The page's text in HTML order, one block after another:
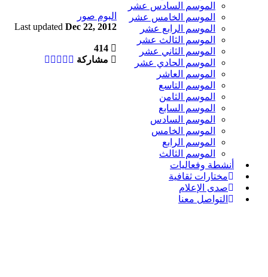
الموسم السادس عشر
الموسم الخامس عشر
الموسم الرابع عشر
الموسم الثالث عشر
الموسم الثاني عشر
الموسم الحادي عشر
الموسم العاشر
الموسم التاسع
الموسم الثامن
الموسم السابع
الموسم السادس
الموسم الخامس
الموسم الرابع
الموسم الثالث
أنشطة وفعاليات
مختارات ثقافية
صدى الإعلام
التواصل معنا
البوم صور
Last updated Dec 22, 2012
414
مشاركة